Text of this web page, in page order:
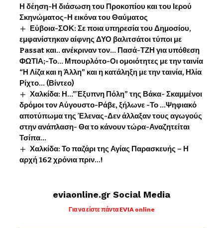
Η δέηση-Η διάσωση του Προκοπίου και του Ιερού
Σκηνώματος-Η εικόνα του Θαύματος
Εύβοια-ΣΟΚ: Σε ποια υπηρεσία του Δημοσίου,
εμφανίστηκαν αίφνης ΔΥΟ βαλιτσάτοι τύποι με
Passat και.. ανέκριναν τον… Πασά-ΤΖΗ για υπόθεση
ΦΩΤΙΑ;-Το… Μπουρλότο-Οι ομοιότητες με την ταινία
“Η Λίζα και η Άλλη” και η κατάληξη με την ταινία, Ηλία
Ρίχτο… (Βίντεο)
Χαλκίδα: Η…”Έξυπνη Πόλη” της Βάκα- Σκαμμένοι
δρόμοι τον Αύγουστο-Ράβε, ξήλωνε -Το …Ψηφιακό
αποτύπωμα της Έλενας-Δεν άλλαξαν τους αγωγούς
στην ανάπλαση- Θα το κάνουν τώρα-Αναζητείται
Τσίπα…
Χαλκίδα: Το παζάρι της Αγίας Παρασκευής – Η
αρχή 162 χρόνια πριν…!
eviaonline.gr Social Media
Για να είστε πάντα EVIA online